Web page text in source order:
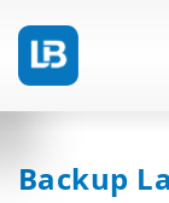
Backup